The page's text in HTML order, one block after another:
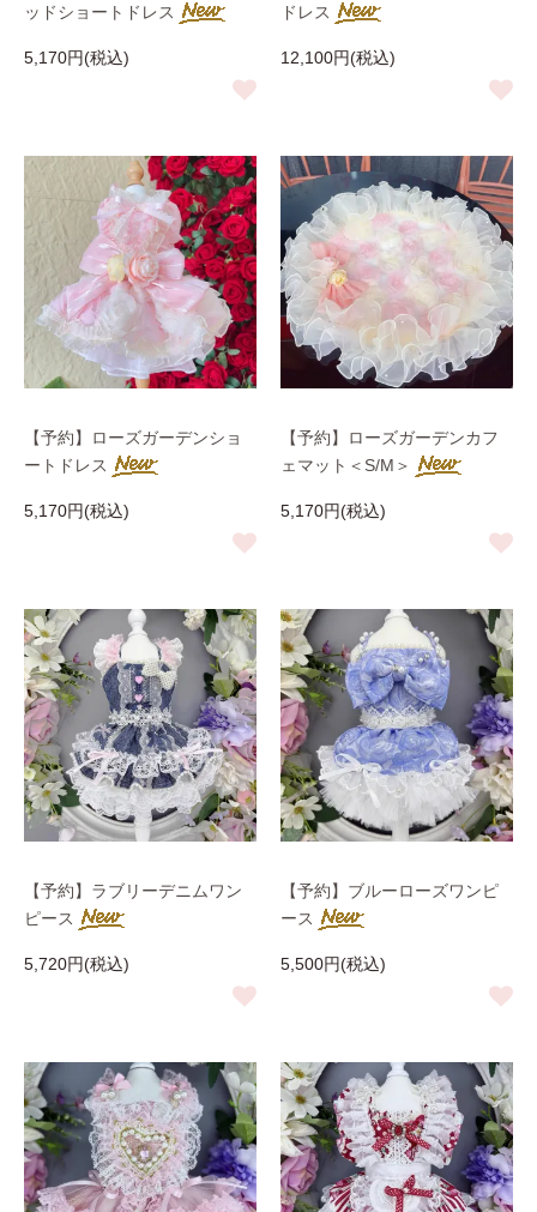
ッドショートドレス
5,170円(税込)
ドレス
12,100円(税込)
【予約】ローズガーデンショ
ートドレス
5,170円(税込)
【予約】ローズガーデンカフ
ェマット＜S/M＞
5,170円(税込)
【予約】ラブリーデニムワン
ピース
5,720円(税込)
【予約】ブルーローズワンピ
ース
5,500円(税込)